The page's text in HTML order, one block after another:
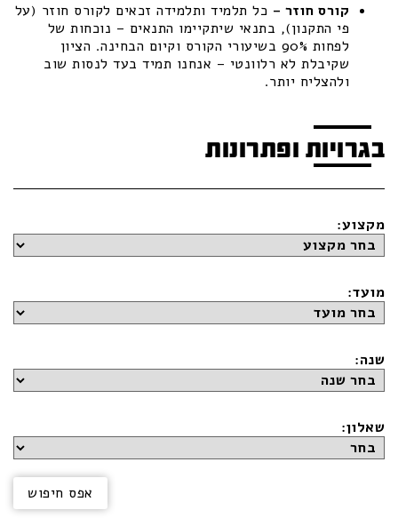
קורס חוזר – כל תלמיד ותלמידה זכאים לקורס חוזר (על
פי התקנון), בתנאי שיתקיימו התנאים – נוכחות של
לפחות 90% בשיעורי הקורס וקיום הבחינה. הציון
שקיבלת לא רלוונטי – אנחנו תמיד בעד לנסות שוב
ולהצליח יותר.
בגרויות ופתרונות
מקצוע:
מועד:
שנה:
שאלון: